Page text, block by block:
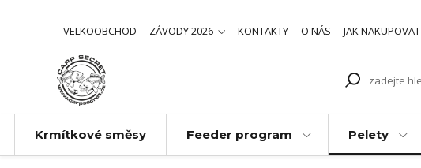
VELKOOBCHOD ZÁVODY 2026 KONTAKTY O NÁS JAK NAKUPOVAT
Krmítkové směsy Feeder program Pelety